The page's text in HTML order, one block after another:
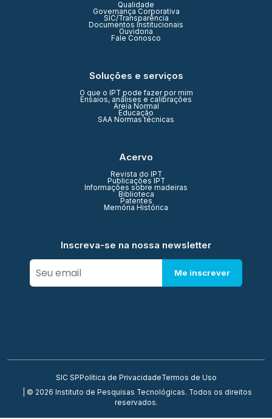
Qualidade
Governança Corporativa
SIC/Transparência
Documentos Institucionais
Ouvidoria
Fale Conosco
Soluções e serviços
O que o IPT pode fazer por mim
Ensaios, análises e calibrações
Areia Normal
Educação
SAA Normas técnicas
Acervo
Revista do IPT
Publicações IPT
Informações sobre madeiras
Biblioteca
Patentes
Memória Histórica
Inscreva-se na nossa newsletter
Me inscrever
SIC SP Política de PrivacidadeTermos de Uso
| © 2026 Instituto de Pesquisas Tecnológicas. Todos os direitos
reservados.